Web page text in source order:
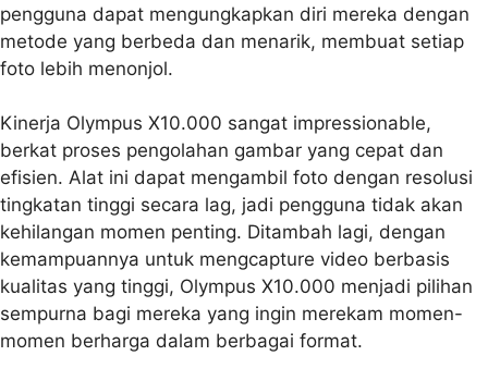
pengguna dapat mengungkapkan diri mereka dengan
metode yang berbeda dan menarik, membuat setiap
foto lebih menonjol.
Kinerja Olympus X10.000 sangat impressionable,
berkat proses pengolahan gambar yang cepat dan
efisien. Alat ini dapat mengambil foto dengan resolusi
tingkatan tinggi secara lag, jadi pengguna tidak akan
kehilangan momen penting. Ditambah lagi, dengan
kemampuannya untuk mengcapture video berbasis
kualitas yang tinggi, Olympus X10.000 menjadi pilihan
sempurna bagi mereka yang ingin merekam momen-
momen berharga dalam berbagai format.